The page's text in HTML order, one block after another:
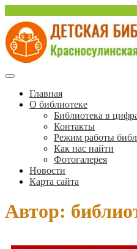
содержимому
Детская
Красносулинская
Главная
О библиотеке
Библиотека в
Контакты
Режим работы
Как нас найти
Фотогалерея
Новости
Карта сайта
Автор: